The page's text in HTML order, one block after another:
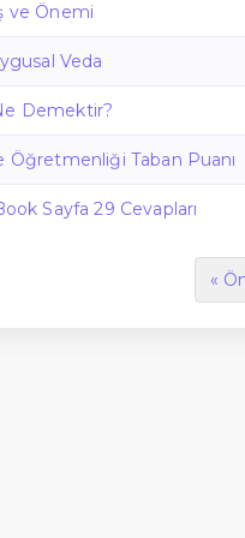
ve Önemi
Veda
Demektir?
Öğretmenliği Taban Puanı
Sayfa 29 Cevapları
«